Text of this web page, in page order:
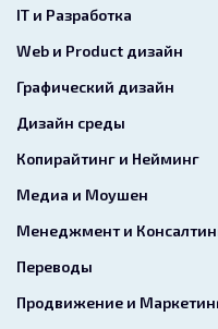
IT и Разработка
Web и Product дизайн
Графический дизайн
Дизайн среды
Копирайтинг и Нейминг
Медиа и Моушен
Менеджмент и
Переводы
Продвижение и